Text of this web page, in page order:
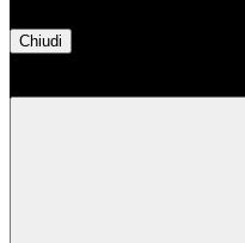
Chiudi